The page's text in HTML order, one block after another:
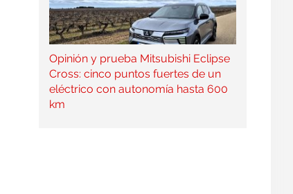
Opinión y prueba Mitsubishi Eclipse
Cross: cinco puntos fuertes de un
eléctrico con autonomía hasta 600
km